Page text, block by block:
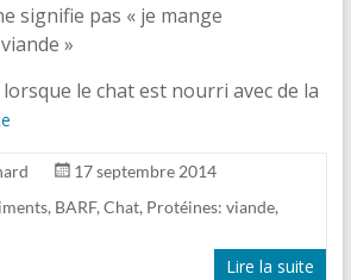
signifie pas « je mange
»
le chat est nourri avec de la
17 septembre 2014
, BARF, Chat, Protéines: viande,
Lire la suite